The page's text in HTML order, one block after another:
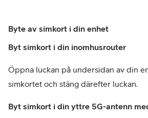
Byte av simkort i din enhet
Byt simkort i din inomhusrouter
Öppna luckan på undersidan av din
simkortet och stäng därefter luckan.
Byt simkort i din yttre 5G-antenn